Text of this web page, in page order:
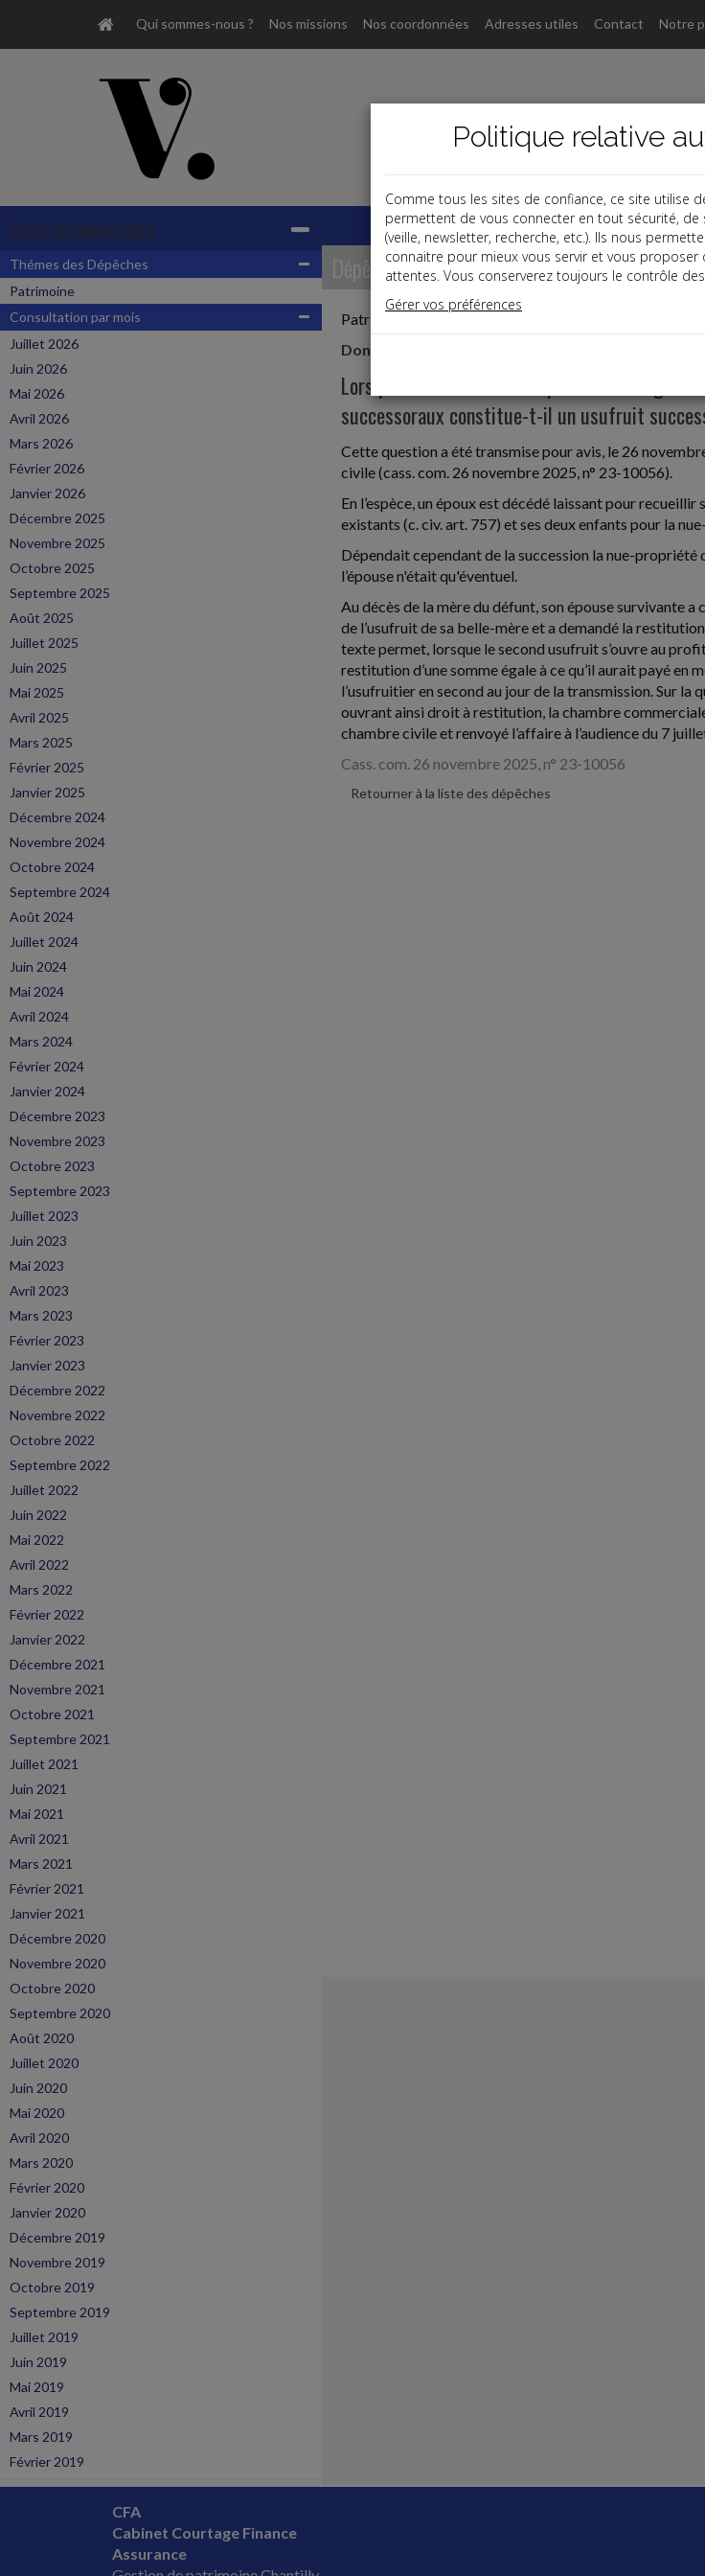
Qui sommes-nous ? Nos missions Nos coordonnées Adresses utiles Contact Notre
Base documentaire
Thémes des Dépêches
Patrimoine
Consultation par mois
Juillet 2026
Juin 2026
Mai 2026
Avril 2026
Mars 2026
Février 2026
Janvier 2026
Décembre 2025
Novembre 2025
Octobre 2025
Septembre 2025
Août 2025
Juillet 2025
Juin 2025
Mai 2025
Avril 2025
Mars 2025
Février 2025
Janvier 2025
Décembre 2024
Novembre 2024
Octobre 2024
Septembre 2024
Août 2024
Juillet 2024
Juin 2024
Mai 2024
Avril 2024
Mars 2024
Février 2024
Janvier 2024
Décembre 2023
Novembre 2023
Octobre 2023
Septembre 2023
Juillet 2023
Juin 2023
Mai 2023
Avril 2023
Mars 2023
Février 2023
Janvier 2023
Décembre 2022
Novembre 2022
Octobre 2022
Septembre 2022
Juillet 2022
Juin 2022
Mai 2022
Avril 2022
Mars 2022
Février 2022
Janvier 2022
Décembre 2021
Novembre 2021
Octobre 2021
Septembre 2021
Juillet 2021
Juin 2021
Mai 2021
Avril 2021
Mars 2021
Février 2021
Janvier 2021
Décembre 2020
Novembre 2020
Octobre 2020
Septembre 2020
Août 2020
Juillet 2020
Juin 2020
Mai 2020
Avril 2020
Mars 2020
Février 2020
Janvier 2020
Décembre 2019
Novembre 2019
Octobre 2019
Septembre 2019
Juillet 2019
Juin 2019
Mai 2019
Avril 2019
Mars 2019
Février 2019
Dépêches
Patrimoine
Donations et successions
Lorsqu’une succession comprend un bien
successoraux constitue-t-il un usufruit
Cette question a été transmise pour avis, le 26
civile (cass. com. 26 novembre 2025, n° 23-10056).
En l’espèce, un époux est décédé laissant pour
existants (c. civ. art. 757) et ses deux enfants pour la
Dépendait cependant de la succession la nue-
l’épouse n'était qu'éventuel.
Au décès de la mère du défunt, son épouse survivante
de l’usufruit de sa belle-mère et a demandé la
texte permet, lorsque le second usufruit s’ouvre au
restitution d’une somme égale à ce qu’il aurait payé en
l’usufruitier en second au jour de la transmission. Sur
ouvrant ainsi droit à restitution, la chambre
chambre civile et renvoyé l’affaire à l’audience du 7
Cass. com. 26 novembre 2025, n° 23-10056
Retourner à la liste des dépêches
CFA
Cabinet Courtage Finance
Assurance
Politique relative
Comme tous les sites de confiance, ce site utilise
permettent de vous connecter en tout sécurité, de
(veille, newsletter, recherche, etc.). Ils nous
connaitre pour mieux vous servir et vous proposer
attentes. Vous conserverez toujours le contrôle
Gérer vos préférences